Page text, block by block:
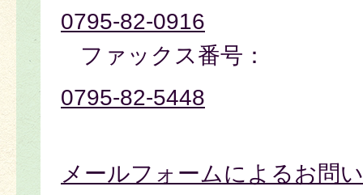
0795-82-0916
ファックス番号：
0795-82-5448
メールフォームによるお問